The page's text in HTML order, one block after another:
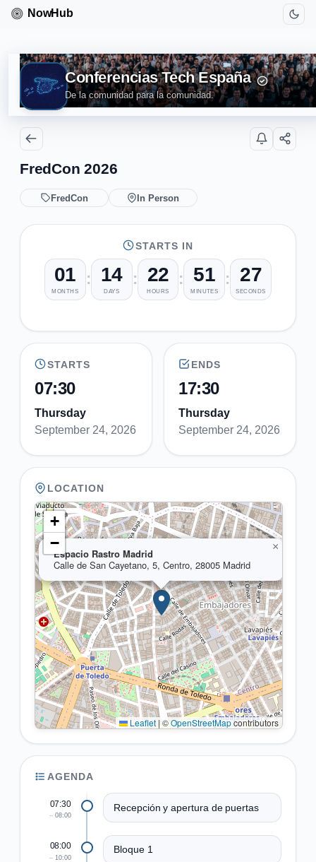
Conferencias Tech España
De la comunidad para la comunidad.
FredCon 2026
FredCon In Person
STARTS IN
01
MONTHS
: 14
DAYS
: 22
HOURS
: 51
MINUTES
: 26
SECONDS
STARTS
07:30
Thursday
September 24, 2026
ENDS
17:30
Thursday
September 24, 2026
LOCATION
Espacio Rastro Madrid
Calle de San Cayetano, 5, Centro, 28005 Madrid
×
+
−
Leaflet|©OpenStreetMapcontributors
AGENDA
07:30
08:00
Recepción y apertura de puertas
08:00
10:00
Bloque 1